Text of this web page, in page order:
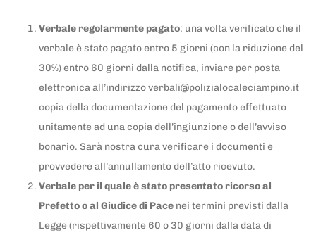
Verbale regolarmente pagato: una volta verificato che il
verbale è stato pagato entro 5 giorni (con la riduzione del
30%) entro 60 giorni dalla notifica, inviare per posta
elettronica all’indirizzo verbali@polizialocaleciampino.it
copia della documentazione del pagamento effettuato
unitamente ad una copia dell’ingiunzione o dell’avviso
bonario. Sarà nostra cura verificare i documenti e
provvedere all’annullamento dell’atto ricevuto.
Verbale per il quale è stato presentato ricorso al
Prefetto o al Giudice di Pace nei termini previsti dalla
Legge (rispettivamente 60 o 30 giorni dalla data di